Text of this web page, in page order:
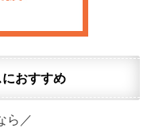
におすすめ
ら／